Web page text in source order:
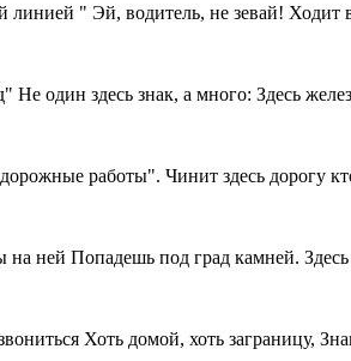
линией " Эй, водитель, не зевай!
Не один здесь знак, а много: Здесь
работы". Чинит здесь дорогу
ней Попадешь под град камней.
Хоть домой, хоть заграницу,